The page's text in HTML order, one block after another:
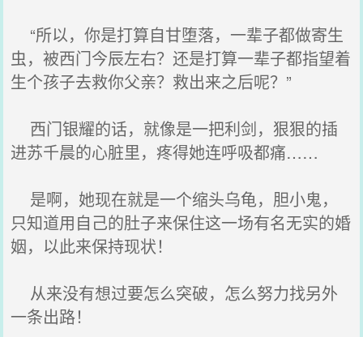
“所以，你是打算自甘堕落，一辈子都做寄生
虫，被西门今辰左右？还是打算一辈子都指望着
生个孩子去救你父亲？救出来之后呢？”
西门银耀的话，就像是一把利剑，狠狠的插
进苏千晨的心脏里，疼得她连呼吸都痛……
是啊，她现在就是一个缩头乌龟，胆小鬼，
只知道用自己的肚子来保住这一场有名无实的婚
姻，以此来保持现状！
从来没有想过要怎么突破，怎么努力找另外
一条出路！